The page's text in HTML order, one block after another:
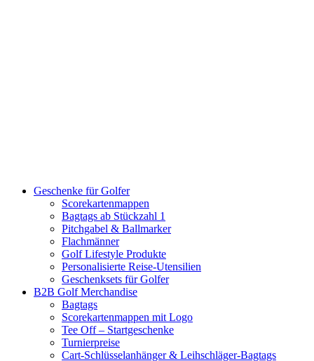
Geschenke für Golfer
Scorekartenmappen
Bagtags ab Stückzahl 1
Pitchgabel & Ballmarker
Flachmänner
Golf Lifestyle Produkte
Personalisierte Reise-Utensilien
Geschenksets für Golfer
B2B Golf Merchandise
Bagtags
Scorekartenmappen mit Logo
Tee Off – Startgeschenke
Turnierpreise
Cart-Schlüsselanhänger & Leihschläger-Bagtags